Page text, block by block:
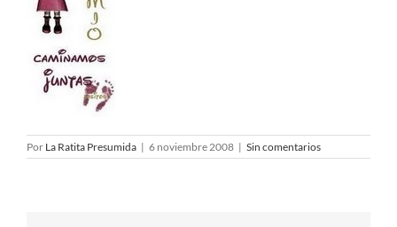
Por La Ratita Presumida | 6 noviembre 2008 | Sin comentarios